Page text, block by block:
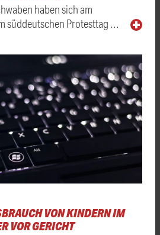
haben sich am
süddeutschen Protesttag …
VON KINDERN IM
VOR GERICHT